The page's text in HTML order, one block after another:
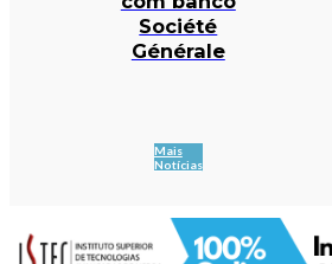
Société
Générale
Mais
Notícias